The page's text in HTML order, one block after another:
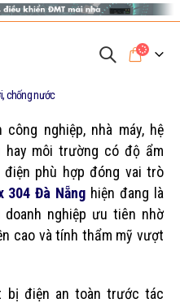
chống nước
nghiệp, nhà máy, hệ
môi trường có độ ẩm
phù hợp đóng vai trò
304 Đà Nẵng hiện đang là
nghiệp ưu tiên nhờ
cao và tính thẩm mỹ vượt
bị điện an toàn trước tác